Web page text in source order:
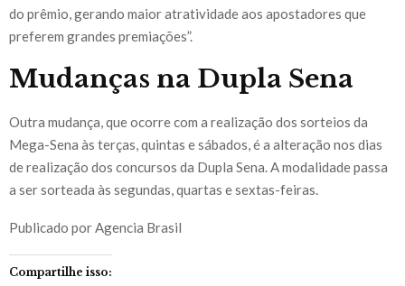
do prêmio, gerando maior atratividade aos apostadores que
preferem grandes premiações”.
Mudanças na Dupla Sena
Outra mudança, que ocorre com a realização dos sorteios da
Mega-Sena às terças, quintas e sábados, é a alteração nos dias
de realização dos concursos da Dupla Sena. A modalidade passa
a ser sorteada às segundas, quartas e sextas-feiras.
Publicado por Agencia Brasil
Compartilhe isso: